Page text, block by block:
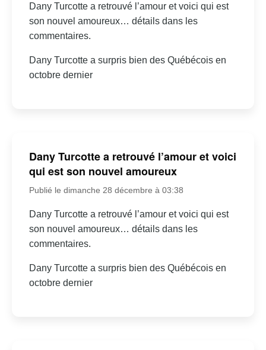
Dany Turcotte a retrouvé l’amour et voici qui est
son nouvel amoureux… détails dans les
commentaires.
Dany Turcotte a surpris bien des Québécois en
octobre dernier
Dany Turcotte a retrouvé l’amour et voici
qui est son nouvel amoureux
Publié le dimanche 28 décembre à 03:38
Dany Turcotte a retrouvé l’amour et voici qui est
son nouvel amoureux… détails dans les
commentaires.
Dany Turcotte a surpris bien des Québécois en
octobre dernier